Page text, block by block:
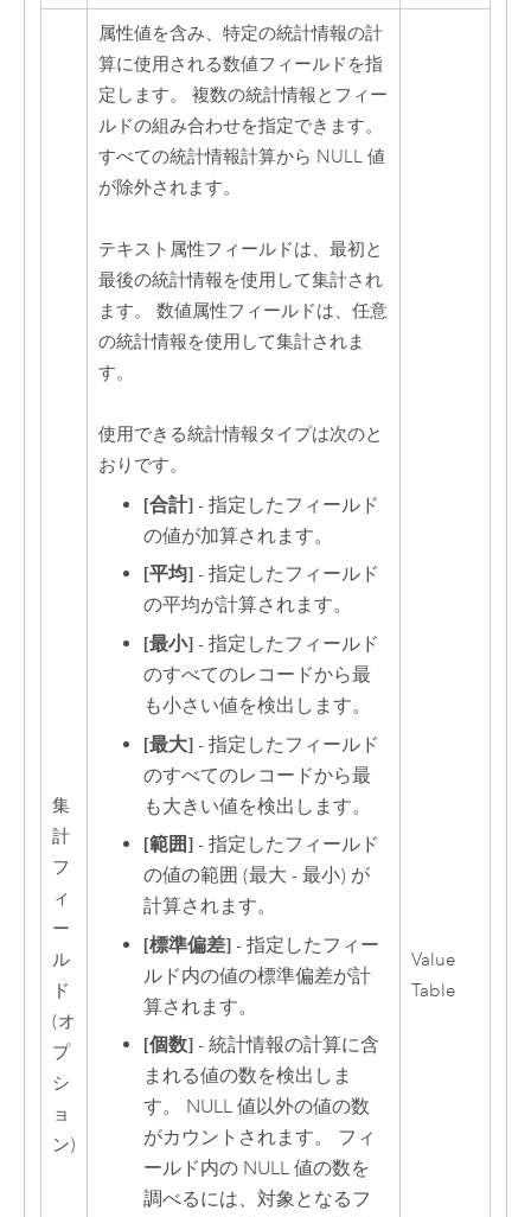
集
計
フ
ィ
ー
ル
ド
(オ
プ
シ
ョ
ン)
属性値を含み、特定の統計情報の計
算に使用される数値フィールドを指
定します。 複数の統計情報とフィー
ルドの組み合わせを指定できます。
すべての統計情報計算から NULL 値
が除外されます。
テキスト属性フィールドは、最初と
最後の統計情報を使用して集計され
ます。 数値属性フィールドは、任意
の統計情報を使用して集計されま
す。
使用できる統計情報タイプは次のと
おりです。
[合計] - 指定したフィールド
の値が加算されます。
[平均] - 指定したフィールド
の平均が計算されます。
[最小] - 指定したフィールド
のすべてのレコードから最
も小さい値を検出します。
[最大] - 指定したフィールド
のすべてのレコードから最
も大きい値を検出します。
[範囲] - 指定したフィールド
の値の範囲 (最大 - 最小) が
計算されます。
[標準偏差] - 指定したフィー
ルド内の値の標準偏差が計
算されます。
[個数] - 統計情報の計算に含
まれる値の数を検出しま
す。 NULL 値以外の値の数
がカウントされます。 フィ
ールド内の NULL 値の数を
調べるには、対象となるフ
Value
Table